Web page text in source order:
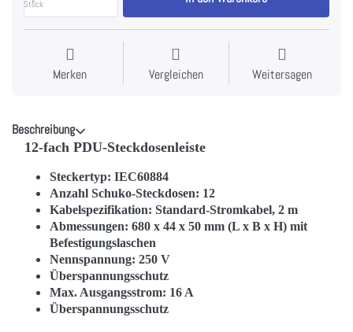
Stück
Merken Vergleichen Weitersagen
Beschreibung
12-fach PDU-Steckdosenleiste
Steckertyp: IEC60884
Anzahl Schuko-Steckdosen: 12
Kabelspezifikation: Standard-Stromkabel, 2 m
Abmessungen: 680 x 44 x 50 mm (L x B x H) mit
Befestigungslaschen
Nennspannung: 250 V
Überspannungsschutz
Max. Ausgangsstrom: 16 A
Überspannungsschutz